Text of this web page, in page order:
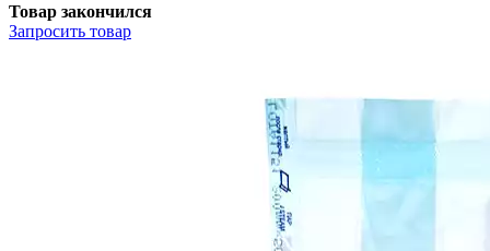
Товар закончился
Запросить товар